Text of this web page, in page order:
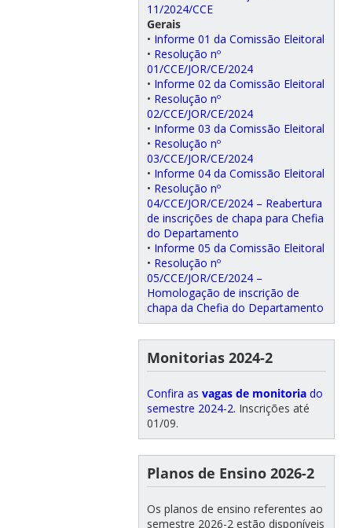
11/2024/CCE
Gerais
• Informe 01 da Comissão Eleitoral
• Resolução nº
01/CCE/JOR/CE/2024
• Informe 02 da Comissão Eleitoral
• Resolução nº
02/CCE/JOR/CE/2024
• Informe 03 da Comissão Eleitoral
• Resolução nº
03/CCE/JOR/CE/2024
• Informe 04 da Comissão Eleitoral
• Resolução nº
04/CCE/JOR/CE/2024 – Reabertura
de inscrições de chapa para Chefia
do Departamento
• Informe 05 da Comissão Eleitoral
• Resolução nº
05/CCE/JOR/CE/2024 –
Homologação de inscrição de
chapa da Chefia do Departamento
Monitorias 2024-2
Confira as vagas de monitoriado
semestre 2024-2. Inscrições até
01/09.
Planos de Ensino 2026-2
Os planos de ensino referentes ao
semestre 2026-2 estão disponíveis